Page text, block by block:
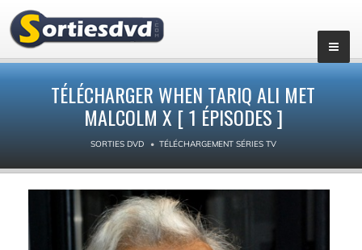
TÉLÉCHARGER WHEN TARIQ ALI MET
MALCOLM X [ 1 ÉPISODES ]
SORTIES DVD TÉLÉCHARGEMENT SÉRIES TV